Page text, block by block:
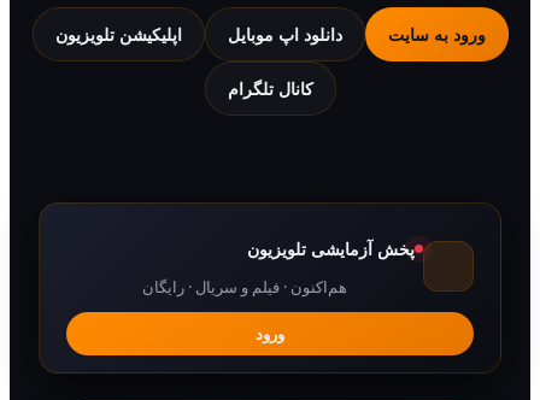
به سایت دانلود اپ موبایل اپلیکیشن تلویزیون
کانال تلگرام
پخش آزمایشی تلویزیون
هم‌اکنون · فیلم و سریال · رایگان